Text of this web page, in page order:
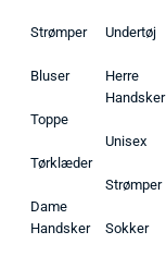
Strømper
Bluser
Toppe
Tørklæder
Dame
Handsker
Undertøj
Herre
Handsker
Unisex
Strømper
Sokker